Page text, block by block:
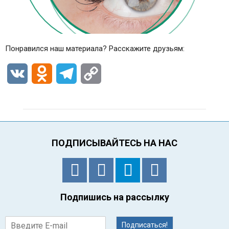
Понравился наш материала? Расскажите друзьям:
VK Odnoklassniki
Telegram
ПОДПИСЫВАЙТЕСЬ НА НАС
Подпишись на рассылку
Подписаться!